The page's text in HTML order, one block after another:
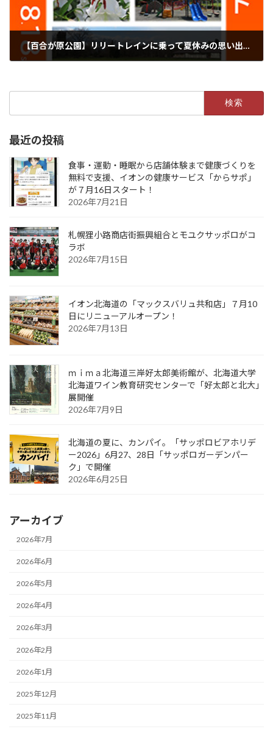
【百合が原公園】リリートレインに乗って夏休みの思い出作りを！「リリートレイン サマーイベント」７月20日から開催
最近の投稿
食事・運動・睡眠から店舗体験まで健康づくりを
無料で支援、イオンの健康サービス「からサポ」
が７月16日スタート！
2026年7月21日
札幌狸小路商店街振興組合とモユクサッポロがコ
ラボ
2026年7月15日
イオン北海道の「マックスバリュ共和店」７月10
日にリニューアルオープン！
2026年7月13日
ｍｉｍａ北海道三岸好太郎美術館が、北海道大学
北海道ワイン教育研究センターで「好太郎と北大」
展開催
2026年7月9日
北海道の夏に、カンパイ。「サッポロビアホリデ
ー2026」6月27、28日「サッポロガーデンパー
ク」で開催
2026年6月25日
アーカイブ
2026年7月
2026年6月
2026年5月
2026年4月
2026年3月
2026年2月
2026年1月
2025年12月
2025年11月